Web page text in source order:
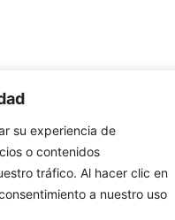
su experiencia de
o contenidos
tráfico. Al hacer clic en
a nuestro uso